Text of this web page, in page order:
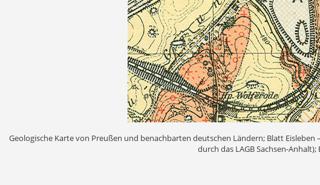
Geologische Karte von Preußen und benachbarten deutschen Ländern; Blatt
durch das LAGB Sachsen-